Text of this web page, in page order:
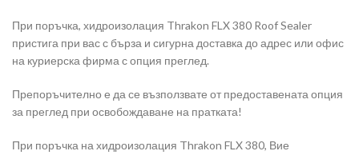
При поръчка, хидроизолация Thrakon FLX 380 Roof Sealer
пристига при вас с бърза и сигурна доставка до адрес или офис
на куриерска фирма с опция преглед.
Препоръчително е да се възползвате от предоставената опция
за преглед при освобождаване на пратката!
При поръчка на хидроизолация Thrakon FLX 380, Вие